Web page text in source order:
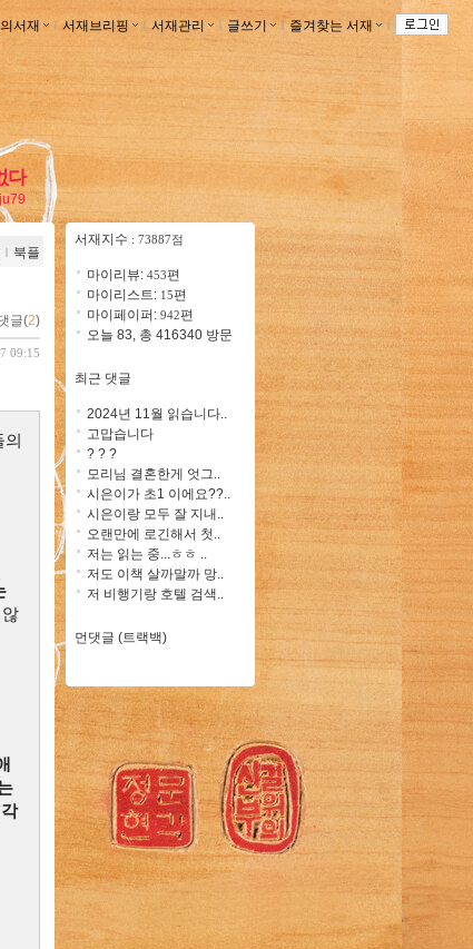
서재 ｌ서재브리핑 ｌ 서재관리 ｌ 글쓰기 ｌ 즐겨찾는 서재 ｌ
다
ｌ 북플
글(2)
09:15
서재지수 : 73887점
마이리뷰: 453편
마이리스트: 15편
마이페이퍼: 942편
오늘 83, 총 416340 방문
최근 댓글
2024년 11월 읽습니다..
고맙습니다
? ? ?
모리님 결혼한게 엇그..
시은이가 초1 이에요??..
시은이랑 모두 잘 지내..
오랜만에 로긴해서 첫..
저는 읽는 중...ㅎㅎ ..
저도 이책 살까말까 망..
저 비행기랑 호텔 검색..
먼댓글 (트랙백)